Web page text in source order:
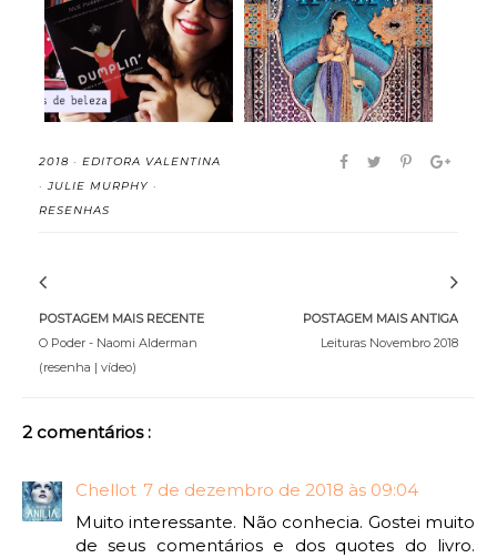
Dumplin' - Julie
Murphy (resenha | ...
O Diário de Nisha -
Veera Hirananda...
2018 · EDITORA VALENTINA
· JULIE MURPHY ·
RESENHAS
POSTAGEM MAIS RECENTE
O Poder - Naomi Alderman
(resenha | vídeo)
POSTAGEM MAIS ANTIGA
Leituras Novembro 2018
2 comentários :
Chellot 7 de dezembro de 2018 às 09:04
Muito interessante. Não conhecia. Gostei muito
de seus comentários e dos quotes do livro.